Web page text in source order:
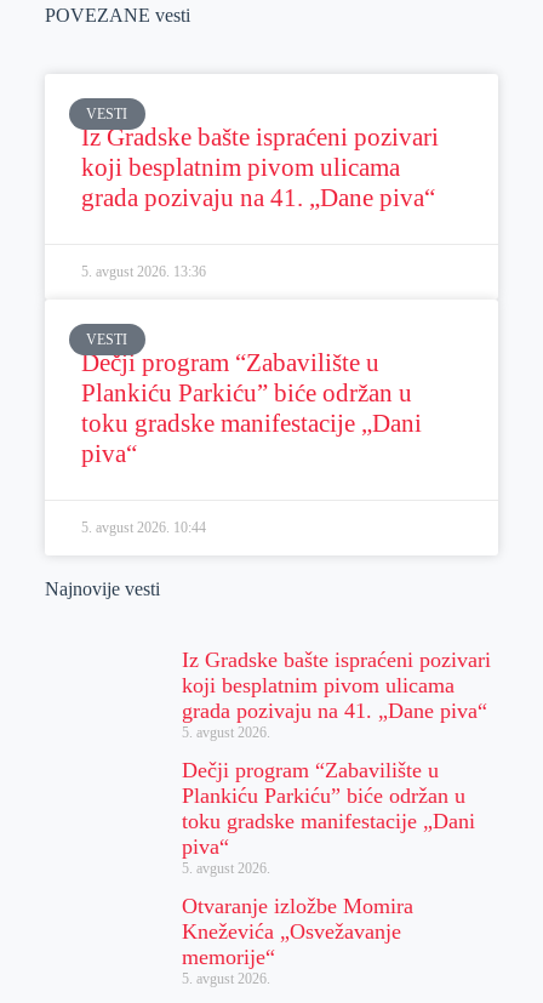
POVEZANE vesti
VESTI
Iz Gradske bašte ispraćeni pozivari
koji besplatnim pivom ulicama
grada pozivaju na 41. „Dane piva“
5. avgust 2026. 13:36
VESTI
Dečji program “Zabavilište u
Plankiću Parkiću” biće održan u
toku gradske manifestacije „Dani
piva“
5. avgust 2026. 10:44
Najnovije vesti
Iz Gradske bašte ispraćeni pozivari
koji besplatnim pivom ulicama
grada pozivaju na 41. „Dane piva“
5. avgust 2026.
Dečji program “Zabavilište u
Plankiću Parkiću” biće održan u
toku gradske manifestacije „Dani
piva“
5. avgust 2026.
Otvaranje izložbe Momira
Kneževića „Osvežavanje
memorije“
5. avgust 2026.